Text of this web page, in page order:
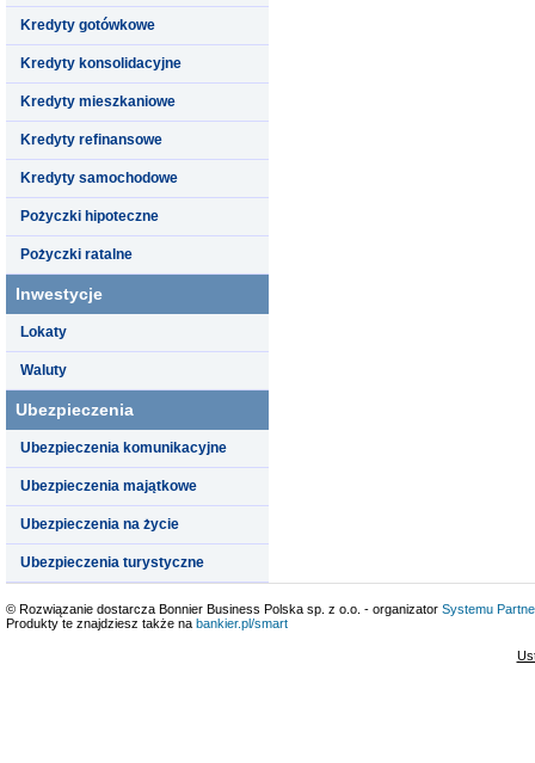
Kredyty gotówkowe
Kredyty konsolidacyjne
Kredyty mieszkaniowe
Kredyty refinansowe
Kredyty samochodowe
Pożyczki hipoteczne
Pożyczki ratalne
Inwestycje
Lokaty
Waluty
Ubezpieczenia
Ubezpieczenia komunikacyjne
Ubezpieczenia majątkowe
Ubezpieczenia na życie
Ubezpieczenia turystyczne
© Rozwiązanie dostarcza Bonnier Business Polska sp. z o.o. - organizator Systemu
Produkty te znajdziesz także na bankier.pl/smart